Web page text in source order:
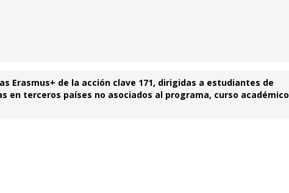
Erasmus+ de la acción clave 171, dirigidas a estudiantes de
en terceros países no asociados al programa, curso académico